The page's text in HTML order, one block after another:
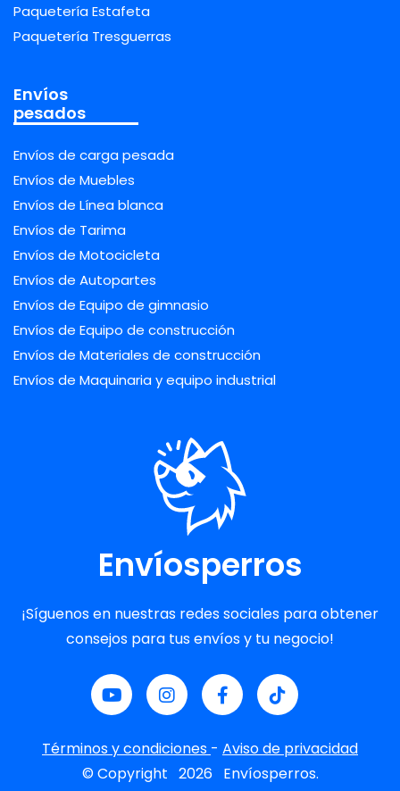
Paquetería Estafeta
Paquetería Tresguerras
Envíos
pesados
Envíos de carga pesada
Envíos de Muebles
Envíos de Línea blanca
Envíos de Tarima
Envíos de Motocicleta
Envíos de Autopartes
Envíos de Equipo de gimnasio
Envíos de Equipo de construcción
Envíos de Materiales de construcción
Envíos de Maquinaria y equipo industrial
Envíosperros
¡Síguenos en nuestras redes sociales para obtener
consejos para tus envíos y tu negocio!
Términos y condiciones - Aviso de privacidad
© Copyright 2026 Envíosperros.